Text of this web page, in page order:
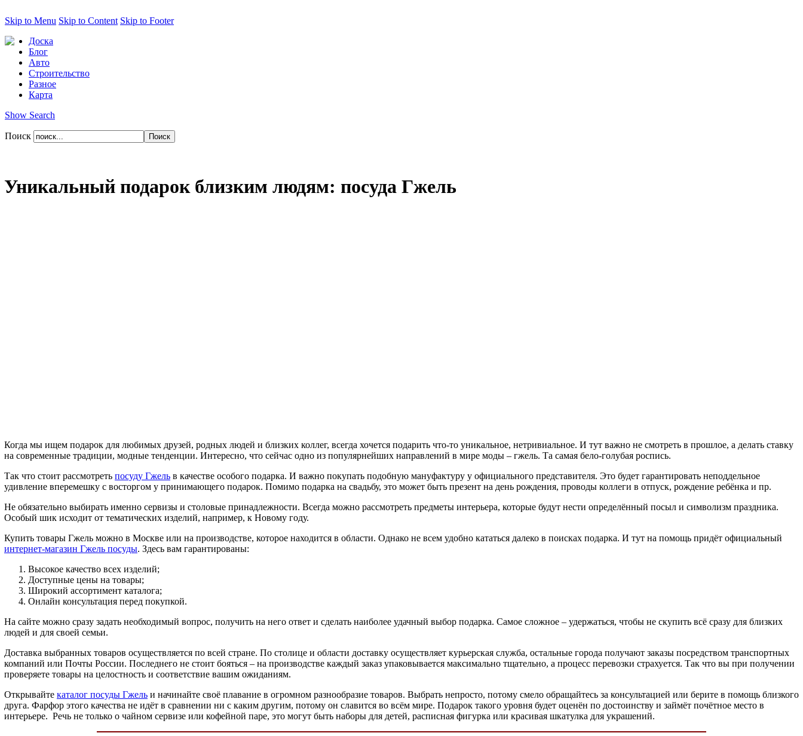
Skip to Menu Skip to Content Skip to Footer
Доска
Блог
Авто
Строительство
Разное
Карта
Show Search
Поиск
Уникальный подарок близким людям: посуда Гжель
Когда мы ищем подарок для любимых друзей, родных людей и близких коллег, всегда хочется подарить что-то уникальное, нетривиальное. И тут важно не смотреть в прошлое, а делать ставку
на современные традиции, модные тенденции. Интересно, что сейчас одно из популярнейших направлений в мире моды – гжель. Та самая бело-голубая роспись.
Так что стоит рассмотреть посуду Гжель в качестве особого подарка. И важно покупать подобную мануфактуру у официального представителя. Это будет гарантировать неподдельное
удивление вперемешку с восторгом у принимающего подарок. Помимо подарка на свадьбу, это может быть презент на день рождения, проводы коллеги в отпуск, рождение ребёнка и пр.
Не обязательно выбирать именно сервизы и столовые принадлежности. Всегда можно рассмотреть предметы интерьера, которые будут нести определённый посыл и символизм праздника.
Особый шик исходит от тематических изделий, например, к Новому году.
Купить товары Гжель можно в Москве или на производстве, которое находится в области. Однако не всем удобно кататься далеко в поисках подарка. И тут на помощь придёт официальный
интернет-магазин Гжель посуды. Здесь вам гарантированы:
Высокое качество всех изделий;
Доступные цены на товары;
Широкий ассортимент каталога;
Онлайн консультация перед покупкой.
На сайте можно сразу задать необходимый вопрос, получить на него ответ и сделать наиболее удачный выбор подарка. Самое сложное – удержаться, чтобы не скупить всё сразу для близких
людей и для своей семьи.
Доставка выбранных товаров осуществляется по всей стране. По столице и области доставку осуществляет курьерская служба, остальные города получают заказы посредством транспортных
компаний или Почты России. Последнего не стоит бояться – на производстве каждый заказ упаковывается максимально тщательно, а процесс перевозки страхуется. Так что вы при получении
проверяете товары на целостность и соответствие вашим ожиданиям.
Открывайте каталог посуды Гжель и начинайте своё плавание в огромном разнообразие товаров. Выбрать непросто, потому смело обращайтесь за консультацией или берите в помощь близкого
друга. Фарфор этого качества не идёт в сравнении ни с каким другим, потому он славится во всём мире. Подарок такого уровня будет оценён по достоинству и займёт почётное место в
интерьере. Речь не только о чайном сервизе или кофейной паре, это могут быть наборы для детей, расписная фигурка или красивая шкатулка для украшений.